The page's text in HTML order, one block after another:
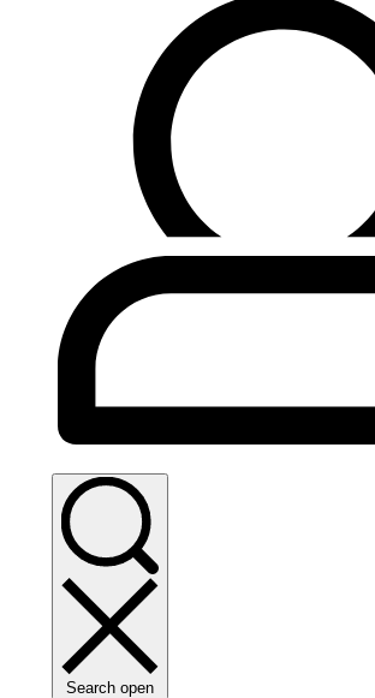
Search open